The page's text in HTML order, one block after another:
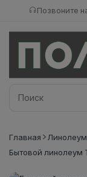
Позвоните
Главная
Линолеум
Бытовой